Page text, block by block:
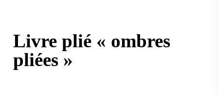
Livre plié « ombres
pliées »